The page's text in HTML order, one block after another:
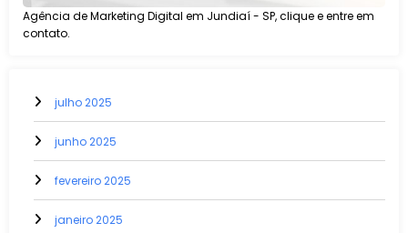
Agência de Marketing Digital em Jundiaí - SP, clique e entre em
contato.
julho 2025
junho 2025
fevereiro 2025
janeiro 2025